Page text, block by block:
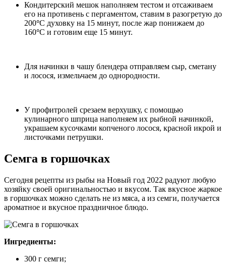
Кондитерский мешок наполняем тестом и отсаживаем
его на противень с пергаментом, ставим в разогретую до
200°С духовку на 15 минут, после жар понижаем до
160°С и готовим еще 15 минут.
Для начинки в чашу блендера отправляем сыр, сметану
и лосося, измельчаем до однородности.
У профитролей срезаем верхушку, с помощью
кулинарного шприца наполняем их рыбной начинкой,
украшаем кусочками копченого лосося, красной икрой и
листочками петрушки.
Семга в горшочках
Сегодня рецепты из рыбы на Новый год 2022 радуют любую
хозяйку своей оригинальностью и вкусом. Так вкусное жаркое
в горшочках можно сделать не из мяса, а из семги, получается
ароматное и вкусное праздничное блюдо.
Ингредиенты:
300 г семги;